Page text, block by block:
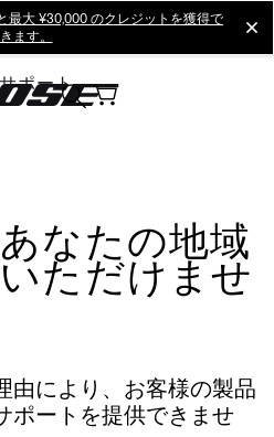
最大 ¥30,000 のクレジットを獲得で
きます。
ポート
なたの地域
ただけませ
由により、お客様の製品
ポートを提供できませ